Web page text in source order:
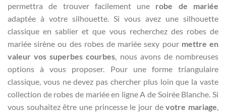
permettra de trouver facilement une robe de mariée
adaptée à votre silhouette. Si vous avez une silhouette
classique en sablier et que vous recherchez des robes de
mariée sirène ou des robes de mariée sexy pour mettre en
valeur vos superbes courbes , nous avons de nombreuses
options à vous proposer. Pour une forme triangulaire
classique, vous ne devez pas chercher plus loin que la vaste
collection de robes de mariée en ligne A de Soirée Blanche. Si
vous souhaitez être une princesse le jour devotre mariage